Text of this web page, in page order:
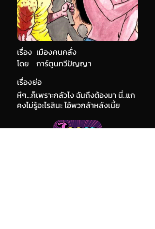
เรื่อง เมืองคนคลั่ง
การ์ตูนทวีปัญญา
โดย
เรื่องย่อ
หึๆ...ก็เพราะกลัวไง ฉันถึงต้องมา นี่..แก
คงไม่รู้อะไรสินะ ไอ้พวกล้าหลังเนี้ย